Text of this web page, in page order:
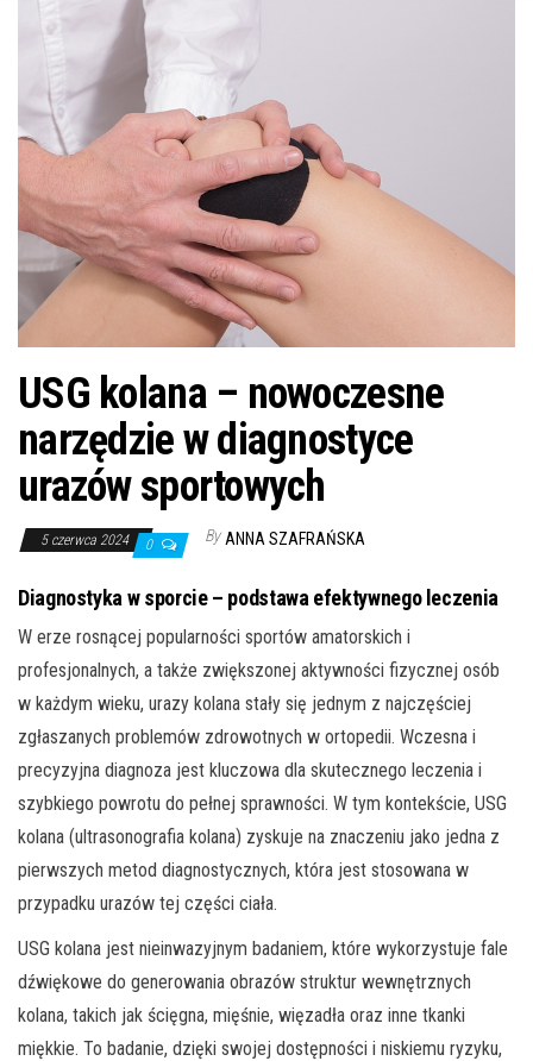
USG kolana – nowoczesne
narzędzie w diagnostyce
urazów sportowych
5 czerwca 2024 0 By ANNA SZAFRAŃSKA
Diagnostyka w sporcie – podstawa efektywnego leczenia
W erze rosnącej popularności sportów amatorskich i
profesjonalnych, a także zwiększonej aktywności fizycznej osób
w każdym wieku, urazy kolana stały się jednym z najczęściej
zgłaszanych problemów zdrowotnych w ortopedii. Wczesna i
precyzyjna diagnoza jest kluczowa dla skutecznego leczenia i
szybkiego powrotu do pełnej sprawności. W tym kontekście, USG
kolana (ultrasonografia kolana) zyskuje na znaczeniu jako jedna z
pierwszych metod diagnostycznych, która jest stosowana w
przypadku urazów tej części ciała.
USG kolana jest nieinwazyjnym badaniem, które wykorzystuje fale
dźwiękowe do generowania obrazów struktur wewnętrznych
kolana, takich jak ścięgna, mięśnie, więzadła oraz inne tkanki
miękkie. To badanie, dzięki swojej dostępności i niskiemu ryzyku,